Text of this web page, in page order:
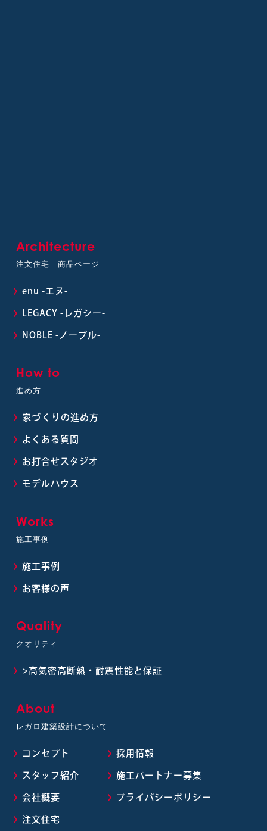
Architecture
注文住宅 商品ページ
enu -エヌ-
LEGACY -レガシー-
NOBLE -ノーブル-
How to
進め方
家づくりの進め方
よくある質問
お打合せスタジオ
モデルハウス
Works
施工事例
施工事例
お客様の声
Quality
クオリティ
>高気密高断熱・耐震性能と保証
About
レガロ建築設計について
コンセプト 採用情報
スタッフ紹介 施工パートナー募集
会社概要 プライバシーポリシー
注文住宅